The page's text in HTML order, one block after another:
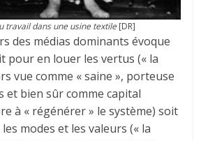
travail dans une usine textile[DR]
des médias dominants évoque
pour en louer les vertus (« la
vue comme « saine », porteuse
et bien sûr comme capital
à « régénérer » le système) soit
modes et les valeurs (« la